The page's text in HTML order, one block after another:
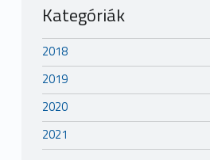
Kategóriák
2018
2019
2020
2021